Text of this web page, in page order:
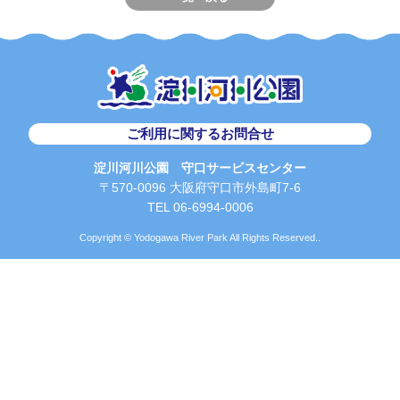
ご利用に関するお問合せ
淀川河川公園 守口サービスセンター
〒570-0096 大阪府守口市外島町7-6
TEL 06-6994-0006
Copyright © Yodogawa River Park All Rights Reserved..